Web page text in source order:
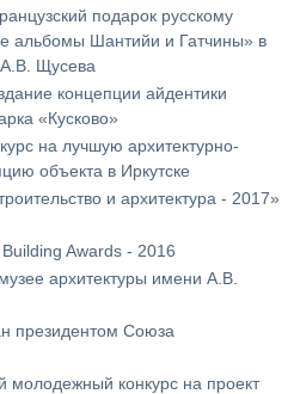
подарок русскому
альбомы Шантийи и Гатчины» в
Щусева
концепции айдентики
«Кусково»
на лучшую архитектурно-
объекта в Иркутске
и архитектура - 2017»
Awards - 2016
архитектуры имени А.В.
президентом Союза
конкурс на проект